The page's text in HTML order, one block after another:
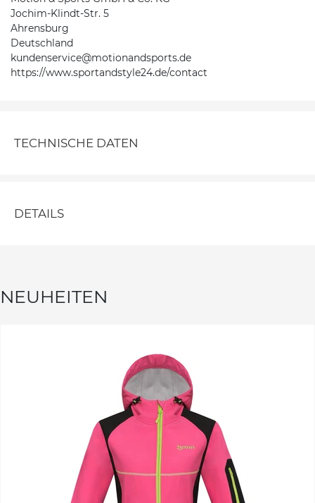
Jochim-Klindt-Str. 5
Ahrensburg
Deutschland
kundenservice@motionandsports.de
https://www.sportandstyle24.de/contact
TECHNISCHE DATEN
DETAILS
NEUHEITEN